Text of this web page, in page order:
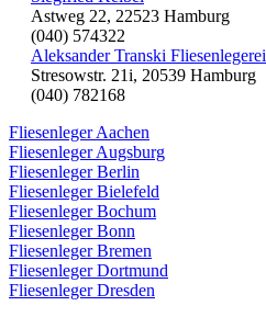
Astweg 22, 22523 Hamburg
(040) 574322
Aleksander Transki Fliesenlegerei
Stresowstr. 21i, 20539 Hamburg
(040) 782168
Fliesenleger Aachen
Fliesenleger Augsburg
Fliesenleger Berlin
Fliesenleger Bielefeld
Fliesenleger Bochum
Fliesenleger Bonn
Fliesenleger Bremen
Fliesenleger Dortmund
Fliesenleger Dresden